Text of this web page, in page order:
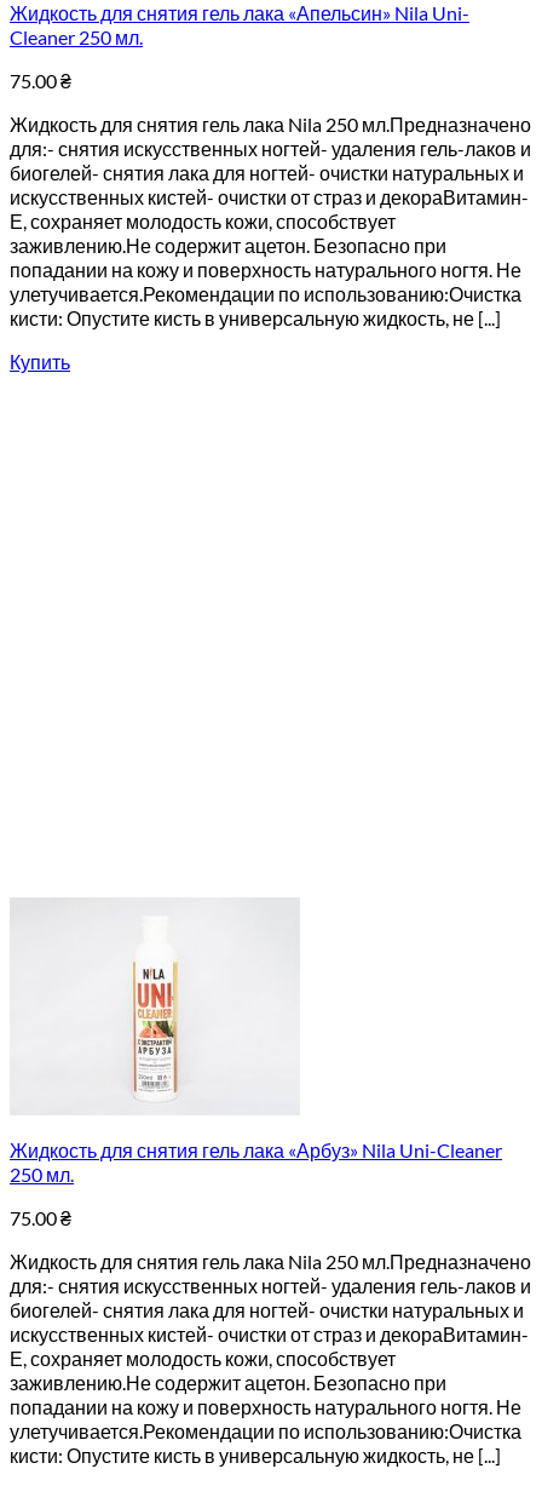
Жидкость для снятия гель лака «Апельсин» Nila Uni-
Cleaner 250 мл.
75.00₴
Жидкость для снятия гель лака Nila 250 мл.Предназначено
для:- снятия искусственных ногтей- удаления гель-лаков и
биогелей- снятия лака для ногтей- очистки натуральных и
искусственных кистей- очистки от страз и декораВитамин-
Е, сохраняет молодость кожи, способствует
заживлению.Не содержит ацетон. Безопасно при
попадании на кожу и поверхность натурального ногтя. Не
улетучивается.Рекомендации по использованию:Очистка
кисти: Опустите кисть в универсальную жидкость, не [...]
Купить
Жидкость для снятия гель лака «Арбуз» Nila Uni-Cleaner
250 мл.
75.00₴
Жидкость для снятия гель лака Nila 250 мл.Предназначено
для:- снятия искусственных ногтей- удаления гель-лаков и
биогелей- снятия лака для ногтей- очистки натуральных и
искусственных кистей- очистки от страз и декораВитамин-
Е, сохраняет молодость кожи, способствует
заживлению.Не содержит ацетон. Безопасно при
попадании на кожу и поверхность натурального ногтя. Не
улетучивается.Рекомендации по использованию:Очистка
кисти: Опустите кисть в универсальную жидкость, не [...]